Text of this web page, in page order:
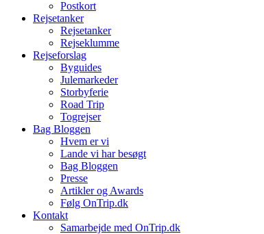
Postkort
Rejsetanker
Rejsetanker
Rejseklumme
Rejseforslag
Byguides
Julemarkeder
Storbyferie
Road Trip
Togrejser
Bag Bloggen
Hvem er vi
Lande vi har besøgt
Bag Bloggen
Presse
Artikler og Awards
Følg OnTrip.dk
Kontakt
Samarbejde med OnTrip.dk